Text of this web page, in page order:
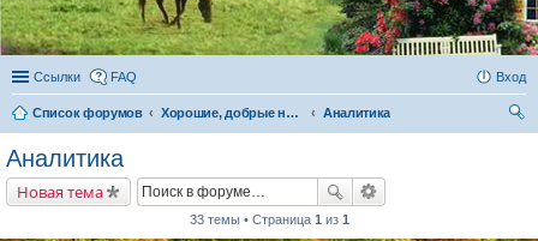
Ссылки FAQ Вход
Список форумов Хорошие, добрые новости и их распространение в обществе
Аналитика
Аналитика
Новая тема
33 темы • Страница 1 из 1